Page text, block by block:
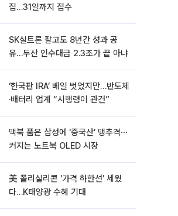
집…31일까지 접수
SK실트론 팔고도 8년간 성과 공
유…두산 인수대금 2.3조가 끝 아냐
‘한국판 IRA’ 베일 벗었지만…반도체
·배터리 업계 “시행령이 관건”
맥북 품은 삼성에 ‘중국산’ 맹추격⋯
커지는 노트북 OLED 시장
美 폴리실리콘 ‘가격 하한선’ 세웠
다…K태양광 수혜 기대